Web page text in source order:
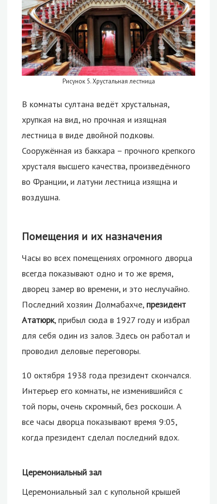
Рисунок 5. Хрустальная лестница
В комнаты султана ведёт хрустальная,
хрупкая на вид, но прочная и изящная
лестница в виде двойной подковы.
Сооружённая из баккара – прочного крепкого
хрусталя высшего качества, произведённого
во Франции, и латуни лестница изящна и
воздушна.
Помещения и их назначения
Часы во всех помещениях огромного дворца
всегда показывают одно и то же время,
дворец замер во времени, и это неслучайно.
Последний хозяин Долмабахче, президент
Ататюрк, прибыл сюда в 1927 году и избрал
для себя один из залов. Здесь он работал и
проводил деловые переговоры.
10 октября 1938 года президент скончался.
Интерьер его комнаты, не изменившийся с
той поры, очень скромный, без роскоши. А
все часы дворца показывают время 9:05,
когда президент сделал последний вдох.
Церемониальный зал
Церемониальный зал с купольной крышей